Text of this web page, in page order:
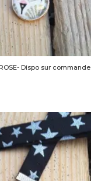
Dispo sur commande